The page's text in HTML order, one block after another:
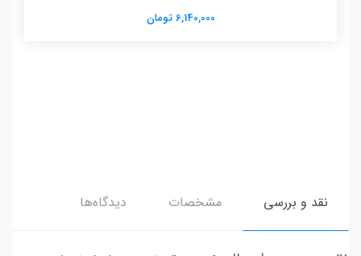
6,140,000 تومان
نقد و بررسی مشخصات دیدگاه‌ها